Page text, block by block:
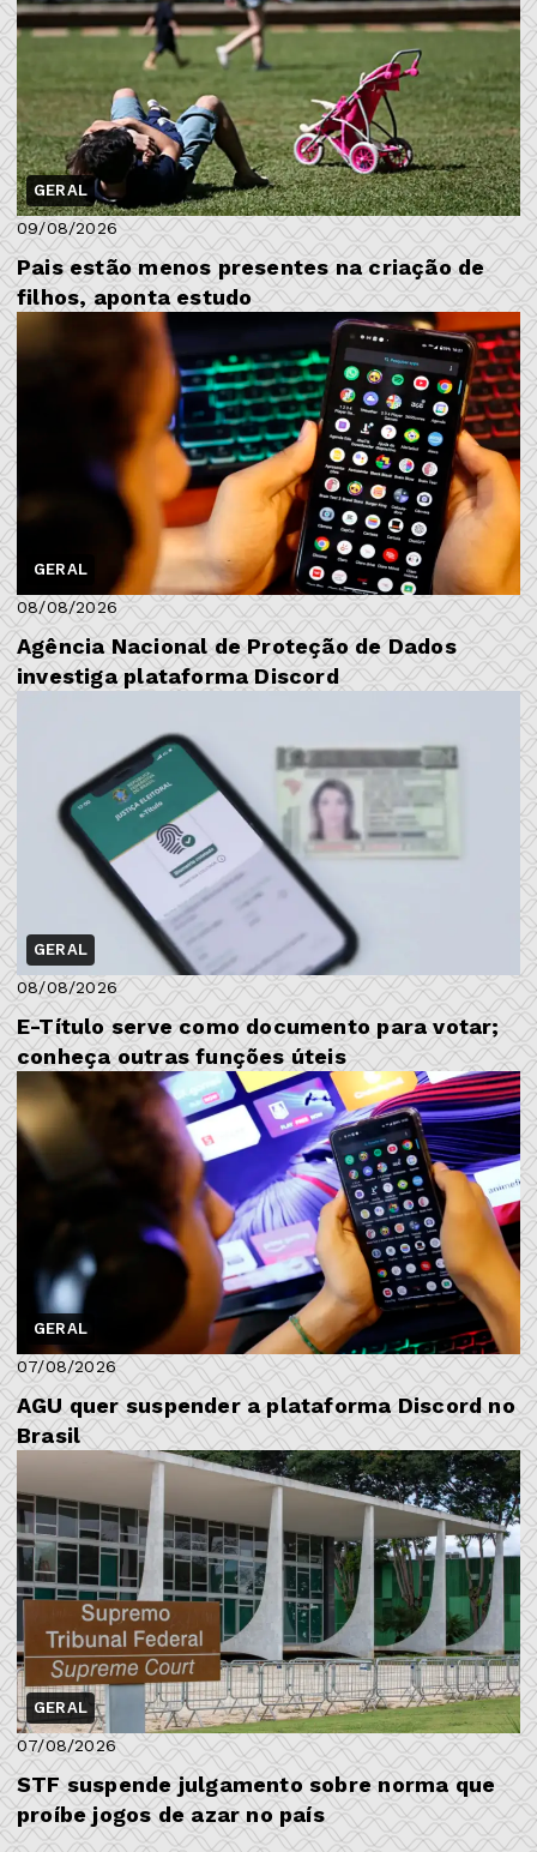
GERAL
09/08/2026
Pais estão menos presentes na criação de
filhos, aponta estudo
GERAL
08/08/2026
Agência Nacional de Proteção de Dados
investiga plataforma Discord
GERAL
08/08/2026
E-Título serve como documento para votar;
conheça outras funções úteis
GERAL
07/08/2026
AGU quer suspender a plataforma Discord no
Brasil
GERAL
07/08/2026
STF suspende julgamento sobre norma que
proíbe jogos de azar no país